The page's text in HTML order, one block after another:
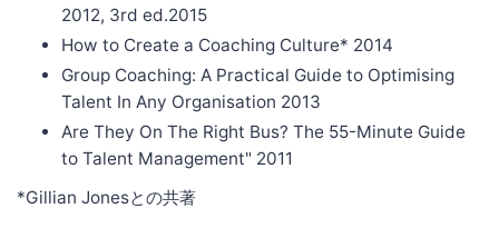
2012, 3rd ed.2015
How to Create a Coaching Culture* 2014
Group Coaching: A Practical Guide to Optimising
Talent In Any Organisation 2013
Are They On The Right Bus? The 55-Minute Guide
to Talent Management" 2011
*Gillian Jonesとの共著